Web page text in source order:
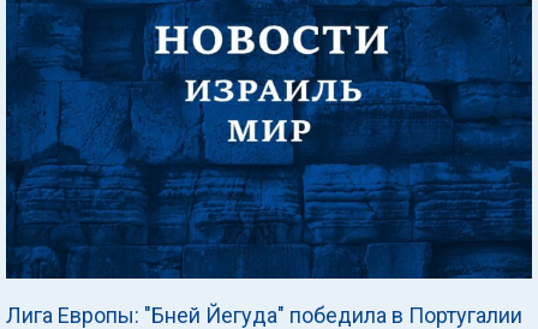
Лига Европы: "Бней Йегуда" победила в Португалии